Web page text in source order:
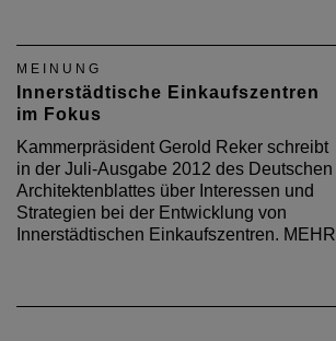
MEINUNG
Innerstädtische Einkaufszentren
im Fokus
Kammerpräsident Gerold Reker schreibt
in der Juli-Ausgabe 2012 des Deutschen
Architektenblattes über Interessen und
Strategien bei der Entwicklung von
Innerstädtischen Einkaufszentren. MEHR